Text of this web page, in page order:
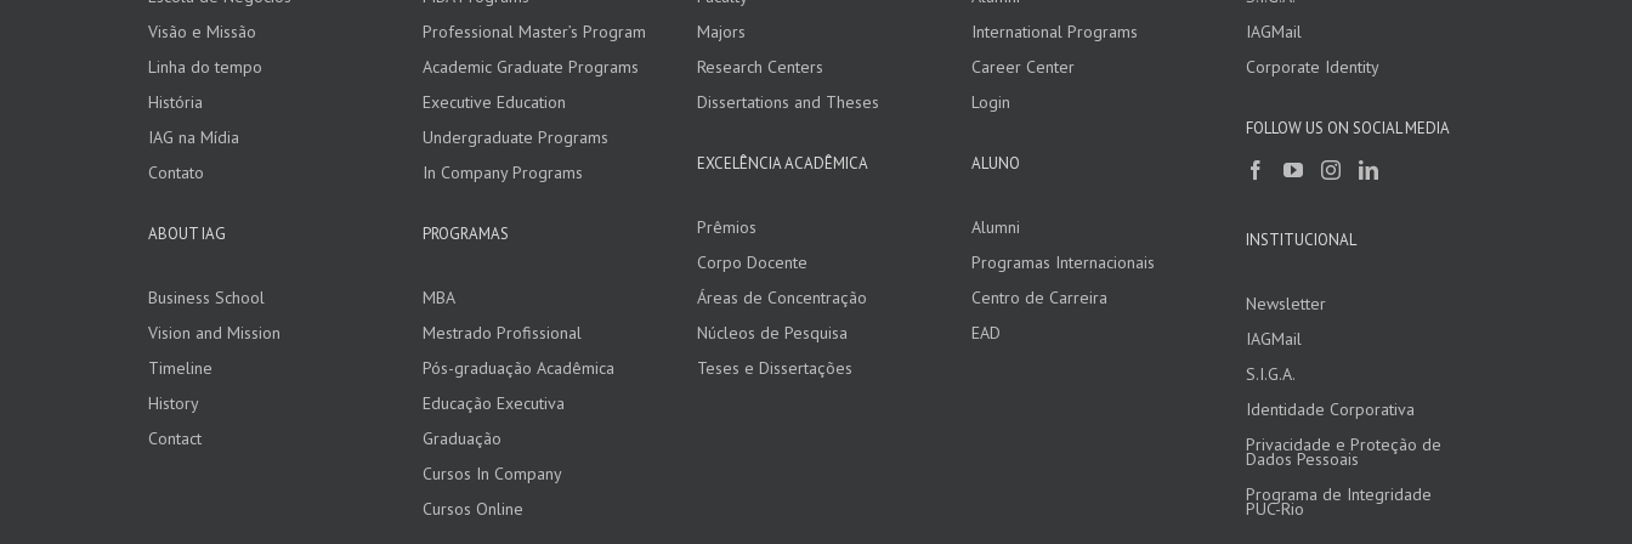
Visão e Missão
Linha do tempo
História
IAG na Mídia
Contato
ABOUT IAG
Business School
Vision and Mission
Timeline
History
Contact
Professional Master’s Program
Academic Graduate Programs
Executive Education
Undergraduate Programs
In Company Programs
PROGRAMAS
MBA
Mestrado Profissional
Pós-graduação Acadêmica
Educação Executiva
Graduação
Cursos In Company
Cursos Online
Majors
Research Centers
Dissertations and Theses
EXCELÊNCIA ACADÊMICA
Prêmios
Corpo Docente
Áreas de Concentração
Núcleos de Pesquisa
Teses e Dissertações
International Programs
Career Center
Login
ALUNO
Alumni
Programas Internacionais
Centro de Carreira
EAD
IAGMail
Corporate Identity
FOLLOW US ON SOCIAL MEDIA
INSTITUCIONAL
Newsletter
IAGMail
S.I.G.A.
Identidade Corporativa
Privacidade e Proteção de
Dados Pessoais
Programa de Integridade
PUC-Rio